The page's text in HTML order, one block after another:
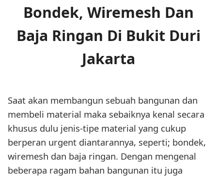
Bondek, Wiremesh Dan
Baja Ringan Di Bukit Duri
Jakarta
Saat akan membangun sebuah bangunan dan
membeli material maka sebaiknya kenal secara
khusus dulu jenis-tipe material yang cukup
berperan urgent diantarannya, seperti; bondek,
wiremesh dan baja ringan. Dengan mengenal
beberapa ragam bahan bangunan itu juga